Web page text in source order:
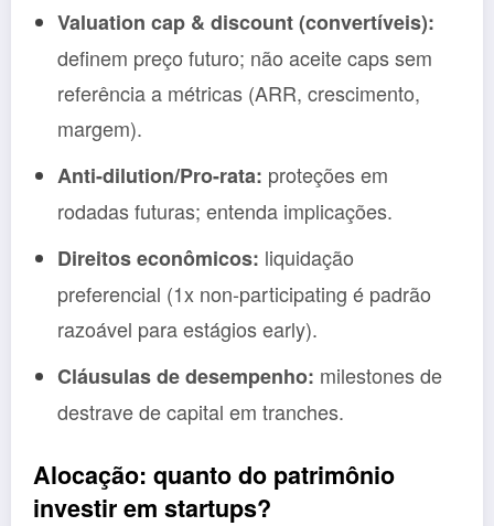
Valuation cap & discount (convertíveis):
definem preço futuro; não aceite caps sem
referência a métricas (ARR, crescimento,
margem).
Anti-dilution/Pro-rata: proteções em
rodadas futuras; entenda implicações.
Direitos econômicos: liquidação
preferencial (1x non-participating é padrão
razoável para estágios early).
Cláusulas de desempenho: milestones de
destrave de capital em tranches.
Alocação: quanto do patrimônio
investir em startups?